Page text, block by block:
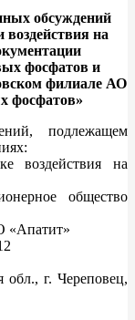
обсуждений
на
фосфатов и
филиале АО
фосфатов»
подлежащем
воздействия на
общество
«Апатит»
обл., г. Череповец,